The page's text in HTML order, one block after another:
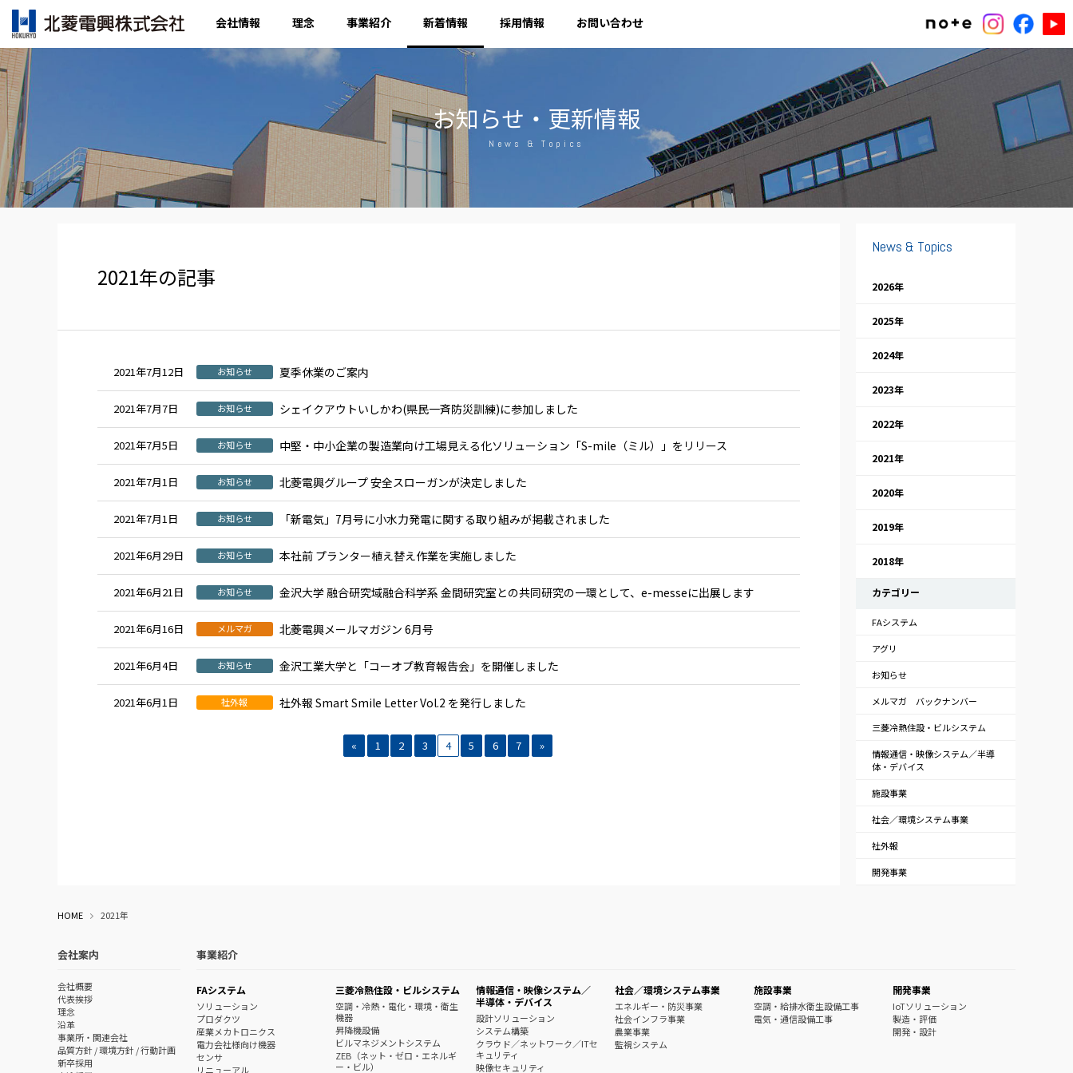
会社情報 理念 事業紹介 新着情報 採用情報 お問い合わせ
お知らせ・更新情報
News & Topics
2021年の記事
2021年7月12日 お知らせ 夏季休業のご案内
2021年7月7日 お知らせ シェイクアウトいしかわ(県民一斉防災訓練)に参加しました
2021年7月5日 お知らせ 中堅・中⼩企業の製造業向け⼯場⾒える化ソリューション「S-mile（ミル）」をリリース
2021年7月1日 お知らせ 北菱電興グループ 安全スローガンが決定しました
2021年7月1日 お知らせ 「新電気」7月号に小水力発電に関する取り組みが掲載されました
2021年6月29日 お知らせ 本社前 プランター植え替え作業を実施しました
2021年6月21日 お知らせ 金沢大学 融合研究域融合科学系 金間研究室との共同研究の一環として、e-messeに出展します
2021年6月16日 メルマガ 北菱電興メールマガジン 6月号
2021年6月4日 お知らせ 金沢工業大学と「コーオプ教育報告会」を開催しました
2021年6月1日 社外報 社外報 Smart Smile Letter Vol.2 を発行しました
« 1 2 3 4 5 6 7 »
News & Topics
2026年
2025年
2024年
2023年
2022年
2021年
2020年
2019年
2018年
カテゴリー
FAシステム
アグリ
お知らせ
メルマガ バックナンバー
三菱冷熱住設・ビルシステム
情報通信・映像システム／半導
体・デバイス
施設事業
社会／環境システム事業
社外報
開発事業
HOME 2021年
会社案内
会社概要
代表挨拶
理念
沿革
事業所・関連会社
品質方針 / 環境方針 / 行動計画
新卒採用
事業紹介
FAシステム
ソリューション
プロダクツ
産業メカトロニクス
電力会社様向け機器
センサ
リニューアル
三菱冷熱住設・ビルシステム
空調・冷熱・電化・環境・衛生
機器
昇降機設備
ビルマネジメントシステム
ZEB（ネット・ゼロ・エネルギ
ー・ビル）
情報通信・映像システム／
半導体・デバイス
設計ソリューション
システム構築
クラウド／ネットワーク／ITセ
キュリティ
映像セキュリティ
社会／環境システム事業
エネルギー・防災事業
社会インフラ事業
農業事業
監視システム
施設事業
空調・給排水衛生設備工事
電気・通信設備工事
開発事業
IoTソリューション
製造・評価
開発・設計